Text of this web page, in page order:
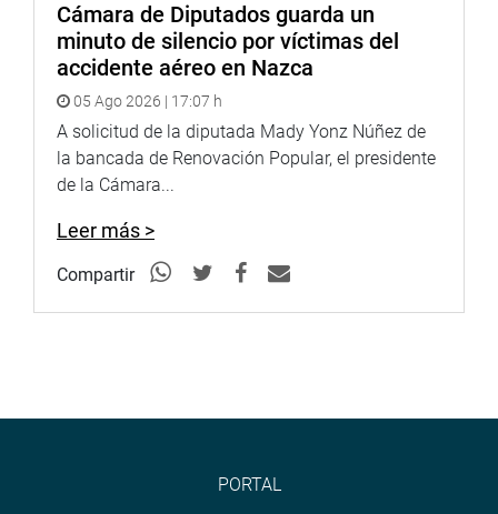
Cámara de Diputados guarda un
minuto de silencio por víctimas del
accidente aéreo en Nazca
05 Ago 2026 | 17:07 h
A solicitud de la diputada Mady Yonz Núñez de
la bancada de Renovación Popular, el presidente
de la Cámara...
Leer más >
Compartir
PORTAL